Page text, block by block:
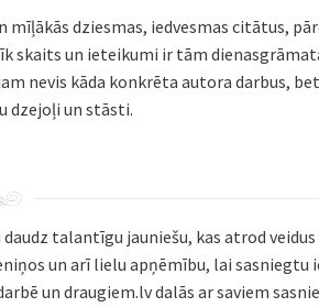
dziesmas, iedvesmas citātus,
skaits un ieteikumi ir tām
nevis kāda konkrēta autora darbus,
dzejoļi un stāsti.
talantīgu jauniešu, kas atrod
un arī lielu apņēmību, lai sasniegtu
un draugiem.lv dalās ar saviem